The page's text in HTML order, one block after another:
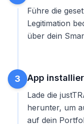
Führe die
Legitimation
über dein
3 App
Lade die
herunter, um
auf dein